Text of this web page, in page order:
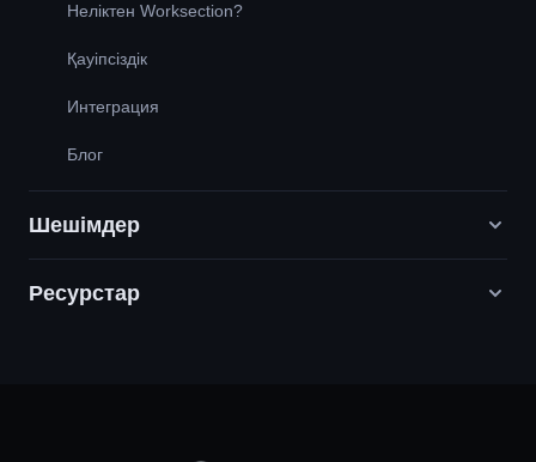
Неліктен Worksection?
Қауіпсіздік
Интеграция
Блог
Шешімдер
Цифрлық маркетинг агенттіктері
Ресурстар